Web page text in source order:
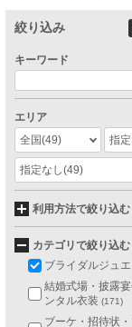
絞り込み
キーワード
エリア
全国(49) 指
指定なし(49)
利用方法で絞り込む
カテゴリで絞り込む
ブライダルジュ
結婚式場・披露
ンタル衣装 (171)
ブーケ・招待状